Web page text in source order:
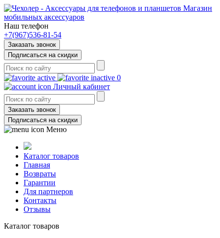
Магазин
мобильных аксессуаров
Наш телефон
+7(967)536-81-54
Заказать звонок
Подписаться на скидки
0
Личный кабинет
Заказать звонок
Подписаться на скидки
Меню
Каталог товаров
Главная
Возвраты
Гарантии
Для партнеров
Контакты
Отзывы
Каталог товаров